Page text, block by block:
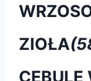
ZIOŁA
CEBULE